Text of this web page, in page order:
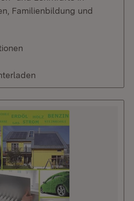
Familienbildung und